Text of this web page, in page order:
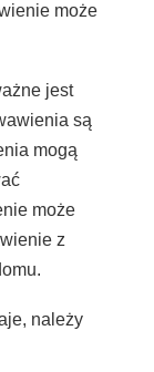
może
jest
są
mogą
może
z
należy